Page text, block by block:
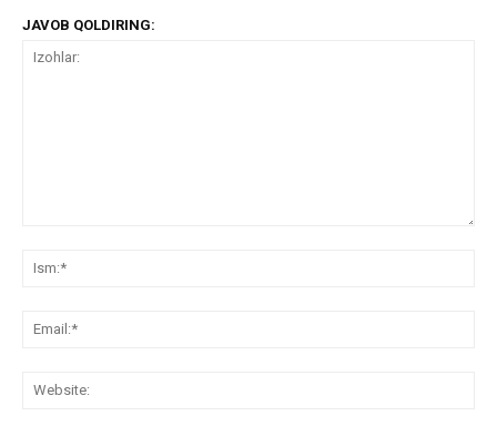
JAVOB QOLDIRING: